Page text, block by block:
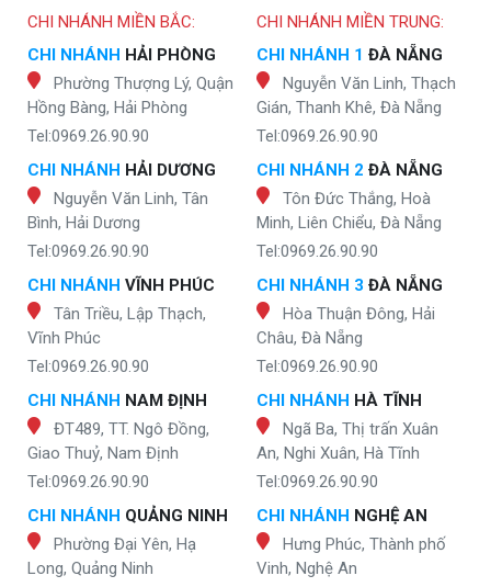
CHI NHÁNH MIỀN BẮC:
CHI NHÁNH HẢI PHÒNG
Phường Thượng Lý, Quận
Hồng Bàng, Hải Phòng
Tel:0969.26.90.90
CHI NHÁNH HẢI DƯƠNG
Nguyễn Văn Linh, Tân
Bình, Hải Dương
Tel:0969.26.90.90
CHI NHÁNH VĨNH PHÚC
Tân Triều, Lập Thạch,
Vĩnh Phúc
Tel:0969.26.90.90
CHI NHÁNH NAM ĐỊNH
ĐT489, TT. Ngô Đồng,
Giao Thuỷ, Nam Định
Tel:0969.26.90.90
CHI NHÁNH QUẢNG NINH
Phường Đại Yên, Hạ
Long, Quảng Ninh
CHI NHÁNH MIỀN TRUNG:
CHI NHÁNH 1 ĐÀ NẴNG
Nguyễn Văn Linh, Thạch
Gián, Thanh Khê, Đà Nẵng
Tel:0969.26.90.90
CHI NHÁNH 2 ĐÀ NẴNG
Tôn Đức Thắng, Hoà
Minh, Liên Chiểu, Đà Nẵng
Tel:0969.26.90.90
CHI NHÁNH 3 ĐÀ NẴNG
Hòa Thuận Đông, Hải
Châu, Đà Nẵng
Tel:0969.26.90.90
CHI NHÁNH HÀ TĨNH
Ngã Ba, Thị trấn Xuân
An, Nghi Xuân, Hà Tĩnh
Tel:0969.26.90.90
CHI NHÁNH NGHỆ AN
Hưng Phúc, Thành phố
Vinh, Nghệ An